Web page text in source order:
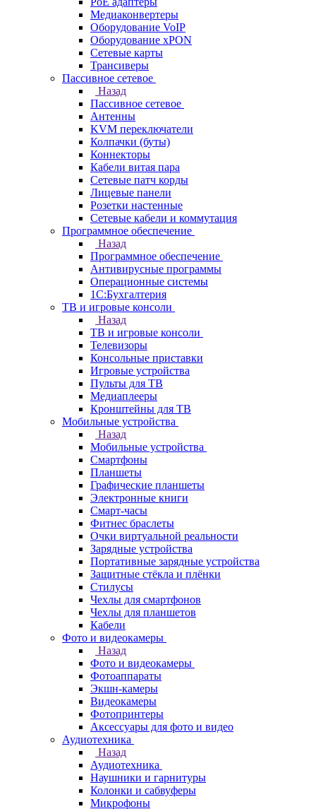
Медиаконвертеры
Оборудование VoIP
Оборудование xPON
Сетевые карты
Трансиверы
Пассивное сетевое
Назад
Пассивное сетевое
Антенны
KVM переключатели
Колпачки (буты)
Коннекторы
Кабели витая пара
Сетевые патч корды
Лицевые панели
Розетки настенные
Сетевые кабели и коммутация
Программное обеспечение
Назад
Программное обеспечение
Антивирусные программы
Операционные системы
1С:Бухгалтерия
ТВ и игровые консоли
Назад
ТВ и игровые консоли
Телевизоры
Консольные приставки
Игровые устройства
Пульты для ТВ
Медиаплееры
Кронштейны для ТВ
Мобильные устройства
Назад
Мобильные устройства
Смартфоны
Планшеты
Графические планшеты
Электронные книги
Смарт-часы
Фитнес браслеты
Очки виртуальной реальности
Зарядные устройства
Портативные зарядные устройства
Защитные стёкла и плёнки
Стилусы
Чехлы для смартфонов
Чехлы для планшетов
Кабели
Фото и видеокамеры
Назад
Фото и видеокамеры
Фотоаппараты
Экшн-камеры
Видеокамеры
Фотопринтеры
Аксессуары для фото и видео
Аудиотехника
Назад
Аудиотехника
Наушники и гарнитуры
Колонки и сабвуферы
Микрофоны